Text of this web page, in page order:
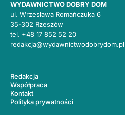
WYDAWNICTWO DOBRY DOM
ul. Wrzesława Romańczuka 6
35-302 Rzeszów
tel. +48 17 852 52 20
redakcja@wydawnictwodobrydom.pl
Redakcja
Współpraca
Kontakt
Polityka prywatności